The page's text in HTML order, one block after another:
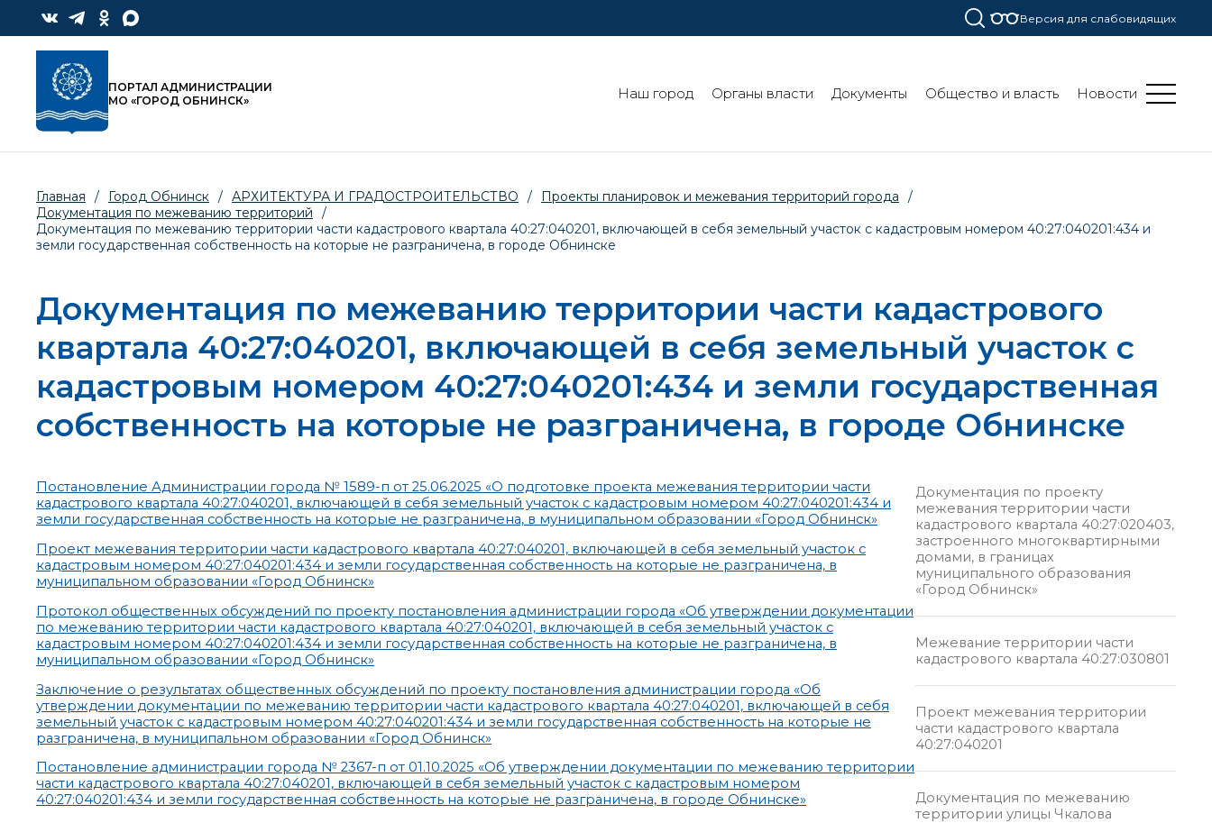
Версия для слабовидящих
ПОРТАЛ АДМИНИСТРАЦИИ
МО «ГОРОД ОБНИНСК»
Наш город Органы власти Документы Общество и власть Новости
Главная / Город Обнинск / АРХИТЕКТУРА И ГРАДОСТРОИТЕЛЬСТВО / Проекты планировок и межевания территорий города
/
Документация по межеванию территорий
/
Документация по межеванию территории части кадастрового квартала 40:27:040201, включающей в себя земельный участок с кадастровым номером 40:27:040201:434 и
земли государственная собственность на которые не разграничена, в городе Обнинске
Документация по межеванию территории части кадастрового
квартала 40:27:040201, включающей в себя земельный участок с
кадастровым номером 40:27:040201:434 и земли государственная
собственность на которые не разграничена, в городе Обнинске
Постановление Администрации города № 1589-п от 25.06.2025 «О подготовке проекта межевания территории части
кадастрового квартала 40:27:040201, включающей в себя земельный участок с кадастровым номером 40:27:040201:434 и
земли государственная собственность на которые не разграничена, в муниципальном образовании «Город Обнинск»
Проект межевания территории части кадастрового квартала 40:27:040201, включающей в себя земельный участок с
кадастровым номером 40:27:040201:434 и земли государственная собственность на которые не разграничена, в
муниципальном образовании «Город Обнинск»
Протокол общественных обсуждений по проекту постановления администрации города «Об утверждении документации
по межеванию территории части кадастрового квартала 40:27:040201, включающей в себя земельный участок с
кадастровым номером 40:27:040201:434 и земли государственная собственность на которые не разграничена, в
муниципальном образовании «Город Обнинск»
Заключение о результатах общественных обсуждений по проекту постановления администрации города «Об
утверждении документации по межеванию территории части кадастрового квартала 40:27:040201, включающей в себя
земельный участок с кадастровым номером 40:27:040201:434 и земли государственная собственность на которые не
разграничена, в муниципальном образовании «Город Обнинск»
Постановление администрации города № 2367-п от 01.10.2025 «Об утверждении документации по межеванию территории
части кадастрового квартала 40:27:040201, включающей в себя земельный участок с кадастровым номером
40:27:040201:434 и земли государственная собственность на которые не разграничена, в городе Обнинске»
Документация по проекту
межевания территории части
кадастрового квартала 40:27:020403,
застроенного многоквартирными
домами, в границах
муниципального образования
«Город Обнинск»
Межевание территории части
кадастрового квартала 40:27:030801
Проект межевания территории
части кадастрового квартала
40:27:040201
Документация по межеванию
территории улицы Чкалова